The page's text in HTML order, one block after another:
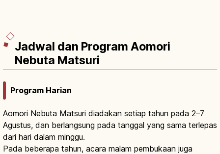
Jadwal dan Program Aomori
Nebuta Matsuri
Program Harian
Aomori Nebuta Matsuri diadakan setiap tahun pada 2–7
Agustus, dan berlangsung pada tanggal yang sama terlepas
dari hari dalam minggu.
Pada beberapa tahun, acara malam pembukaan juga